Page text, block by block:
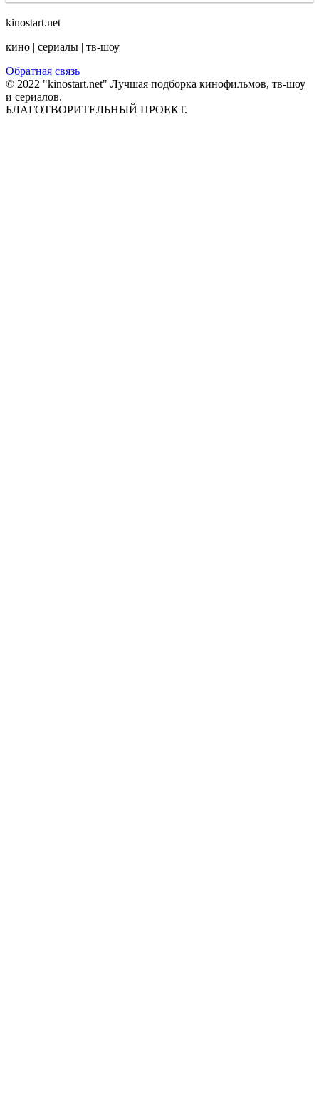
kinostart.net
кино | сериалы | тв-шоу
Обратная связь
© 2022 "kinostart.net" Лучшая подборка кинофильмов, тв-шоу
и сериалов.
БЛАГОТВОРИТЕЛЬНЫЙ ПРОЕКТ.